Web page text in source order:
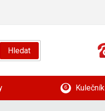
Hledat
Kulečník